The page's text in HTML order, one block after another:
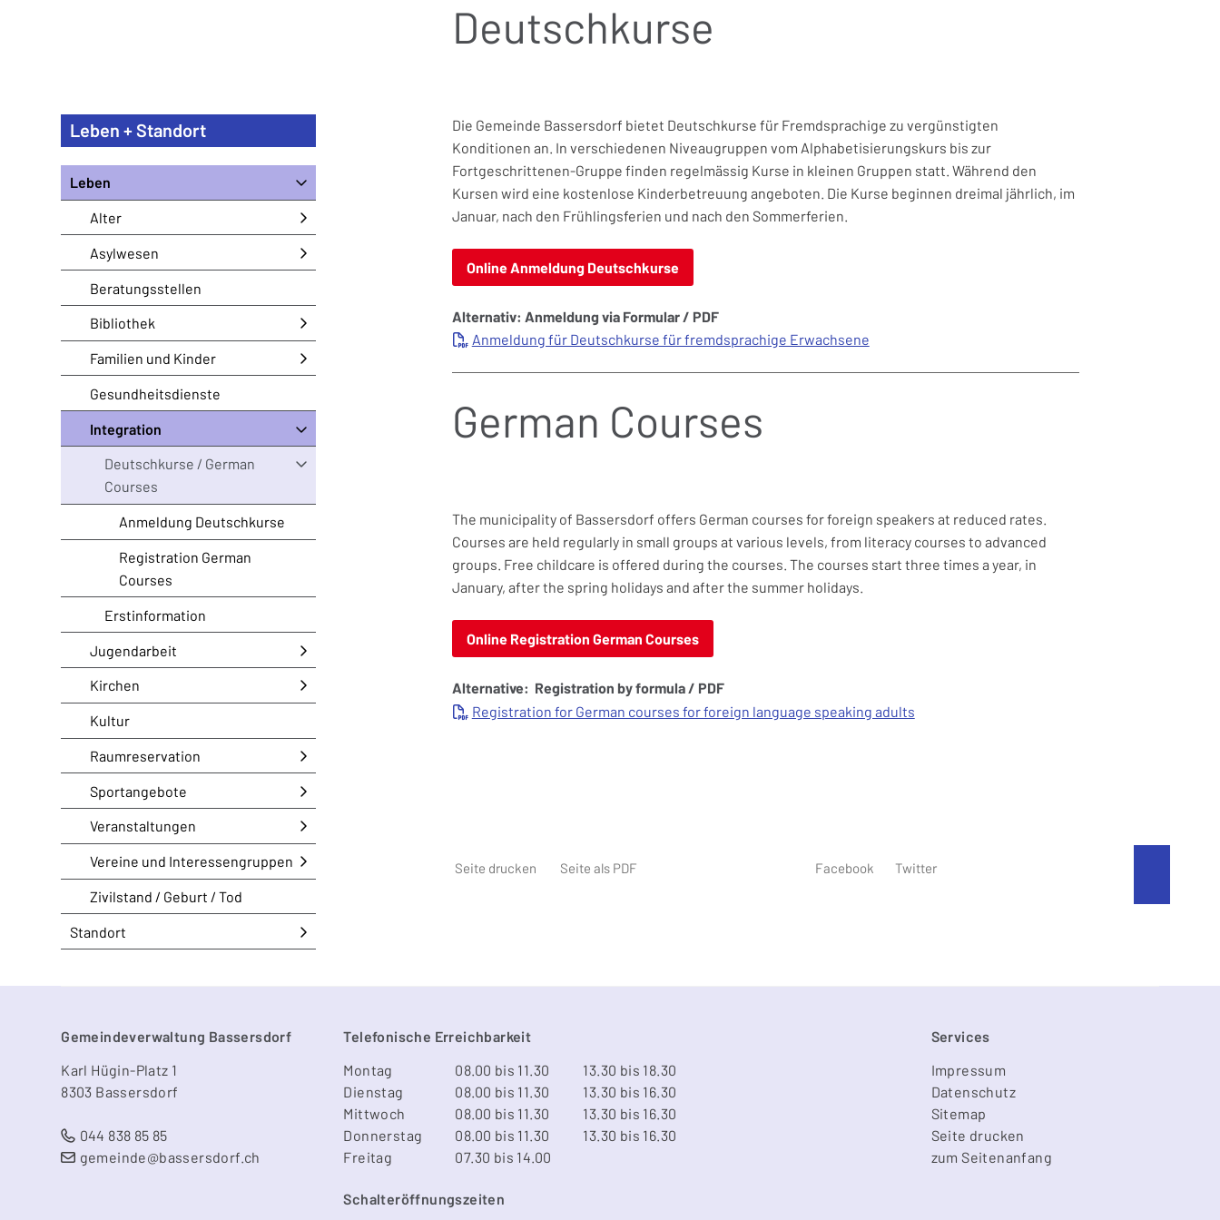
Deutschkurse
Die Gemeinde Bassersdorf bietet Deutschkurse für Fremdsprachige zu vergünstigten
Konditionen an. In verschiedenen Niveaugruppen vom Alphabetisierungskurs bis zur
Fortgeschrittenen-Gruppe finden regelmässig Kurse in kleinen Gruppen statt. Während den
Kursen wird eine kostenlose Kinderbetreuung angeboten. Die Kurse beginnen dreimal jährlich, im
Januar, nach den Frühlingsferien und nach den Sommerferien.
Online Anmeldung Deutschkurse
Alternativ: Anmeldung via Formular / PDF
Anmeldung für Deutschkurse für fremdsprachige Erwachsene
German Courses
The municipality of Bassersdorf offers German courses for foreign speakers at reduced rates.
Courses are held regularly in small groups at various levels, from literacy courses to advanced
groups. Free childcare is offered during the courses. The courses start three times a year, in
January, after the spring holidays and after the summer holidays.
Online Registration German Courses
Alternative: Registration by formula / PDF
Registration for German courses for foreign language speaking adults
Seite drucken Seite als PDF Facebook Twitter
Leben + Standort
Leben
Alter
Asylwesen
Beratungsstellen
Bibliothek
Familien und Kinder
Gesundheitsdienste
Integration
Deutschkurse / German
Courses
Anmeldung Deutschkurse
Registration German
Courses
Erstinformation
Jugendarbeit
Kirchen
Kultur
Raumreservation
Sportangebote
Veranstaltungen
Vereine und Interessengruppen
Zivilstand / Geburt / Tod
Standort
Footer
Gemeindeverwaltung Bassersdorf
Karl Hügin-Platz 1
8303 Bassersdorf
044 838 85 85
gemeinde@bassersdorf.ch
Telefonische Erreichbarkeit
Montag 08.00 bis 11.30
13.30 bis 18.30
Dienstag 08.00 bis 11.30
13.30 bis 16.30
Mittwoch 08.00 bis 11.30
13.30 bis 16.30
Donnerstag 08.00 bis 11.30
13.30 bis 16.30
Freitag 07.30 bis 14.00
Schalteröffnungszeiten
Services
Impressum
Datenschutz
Sitemap
Seite drucken
zum Seitenanfang